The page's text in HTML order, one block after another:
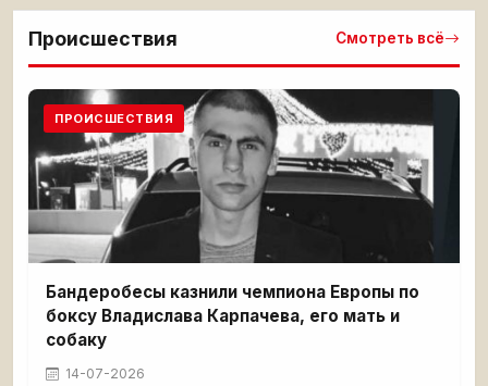
Происшествия Смотреть всё
ПРОИСШЕСТВИЯ
Бандеробесы казнили чемпиона Европы по
боксу Владислава Карпачева, его мать и
собаку
14-07-2026